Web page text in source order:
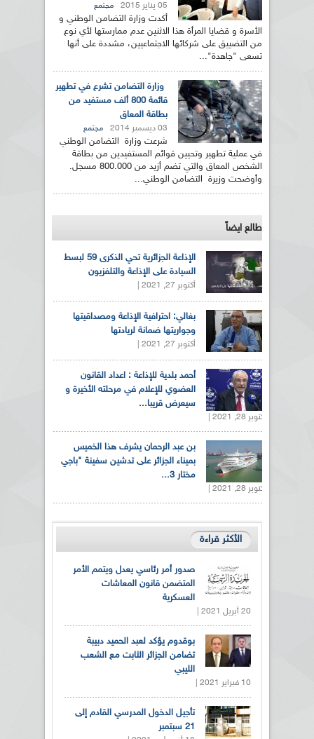
05 يناير 2015 مجتمع
أكدت وزارة التضامن الوطني و
الأسرة و قضايا المرأة هذا الاثنين عدم ممارستها لأي نوع
من التضييق على شركائها الاجتماعيين، مشددة على أنها
تسعى "جاهدة"...
وزارة التضامن تشرع في تطهير
قائمة 800 ألف مستفيد من
بطاقة المعاق
03 ديسمبر 2014 مجتمع
شرعت وزارة التضامن الوطني
في عملية تطهير وتحيين قوائم المستفيدين من بطاقة
الشخص المعاق والتي تضم أزيد من 800.000 مسجل.
وأوضحت وزيرة التضامن الوطني...
طالع ايضاً
الإذاعة الجزائرية تحي الذكرى 59 لبسط
السيادة على الإذاعة والتلفزيون
أكتوبر 27, 2021 |
بغالي: احترافية الإذاعة ومصداقيتها
وجواريتها ضمانة لريادتها
أكتوبر 27, 2021 |
أحمد بلدية للإذاعة : اعداد القانون
العضوي للإعلام في مرحلته الأخيرة و
سيعرض قريبا...
أكتوبر 28, 2021 |
بن عبد الرحمان يشرف هذا الخميس
بميناء الجزائر على تدشين سفينة "باجي
مختار 3...
أكتوبر 28, 2021 |
الأكثر قراءة
صدور أمر رئاسي يعدل ويتمم الأمر
المتضمن قانون المعاشات
العسكرية
20 أبريل 2021 |
بوقدوم يؤكد لعبد الحميد دبيبة
تضامن الجزائر الثابت مع الشعب
الليبي
10 فبراير 2021 |
تأجيل الدخول المدرسي القادم إلى
21 سبتمبر